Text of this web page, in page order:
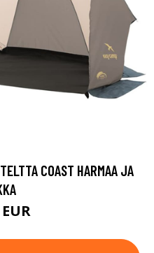
COAST HARMAA JA